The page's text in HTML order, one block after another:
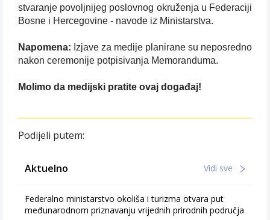
stvaranje povoljnijeg poslovnog okruženja u Federaciji
Bosne i Hercegovine - navode iz Ministarstva.
Napomena: Izjave za medije planirane su neposredno
nakon ceremonije potpisivanja Memoranduma.
Molimo da medijski pratite ovaj događaj!
Podijeli putem:
Aktuelno Vidi sve
Federalno ministarstvo okoliša i turizma otvara put
međunarodnom priznavanju vrijednih prirodnih područja